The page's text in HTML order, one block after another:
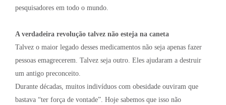
pesquisadores em todo o mundo.
A verdadeira revolução talvez não esteja na caneta
Talvez o maior legado desses medicamentos não seja apenas fazer
pessoas emagrecerem. Talvez seja outro. Eles ajudaram a destruir
um antigo preconceito.
Durante décadas, muitos indivíduos com obesidade ouviram que
bastava “ter força de vontade”. Hoje sabemos que isso não